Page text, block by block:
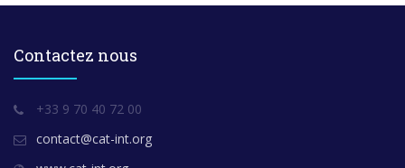
Contactez nous
+33 9 70 40 72 00
contact@cat-int.org